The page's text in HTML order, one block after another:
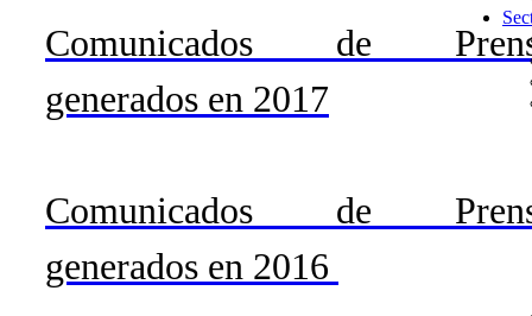
Comunicados de
generados en 2017
Comunicados de
generados en 2016